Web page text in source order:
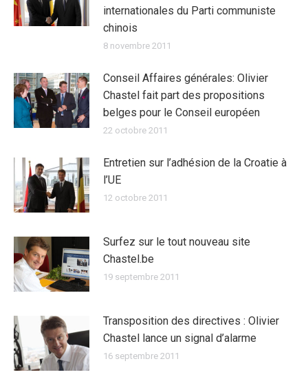
internationales du Parti communiste
chinois
8 novembre 2011
Conseil Affaires générales: Olivier
Chastel fait part des propositions
belges pour le Conseil européen
22 octobre 2011
Entretien sur l’adhésion de la Croatie à
l’UE
12 octobre 2011
Surfez sur le tout nouveau site
Chastel.be
19 septembre 2011
Transposition des directives : Olivier
Chastel lance un signal d’alarme
16 septembre 2011